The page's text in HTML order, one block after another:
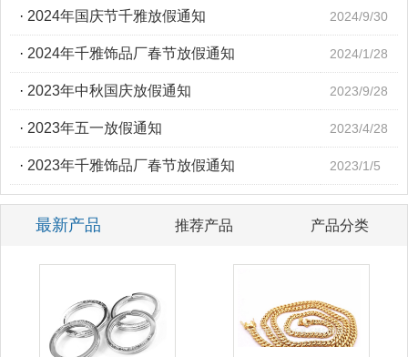
· 2024年国庆节千雅放假通知 2024/9/30
· 2024年千雅饰品厂春节放假通知 2024/1/28
· 2023年中秋国庆放假通知 2023/9/28
· 2023年五一放假通知 2023/4/28
· 2023年千雅饰品厂春节放假通知 2023/1/5
最新产品 推荐产品 产品分类